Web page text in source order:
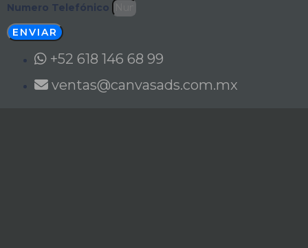
Numero Telefónico
ENVIAR
+52 618 146 68 99
ventas@canvasads.com.mx